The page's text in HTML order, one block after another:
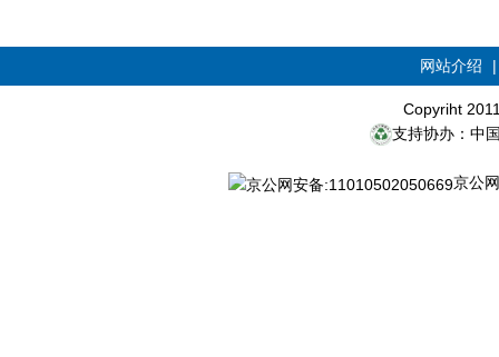
网站介绍
Copyriht
支持协办：中
京公